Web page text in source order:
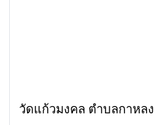
วัดแก้วมงคล ตำบลกาหลง